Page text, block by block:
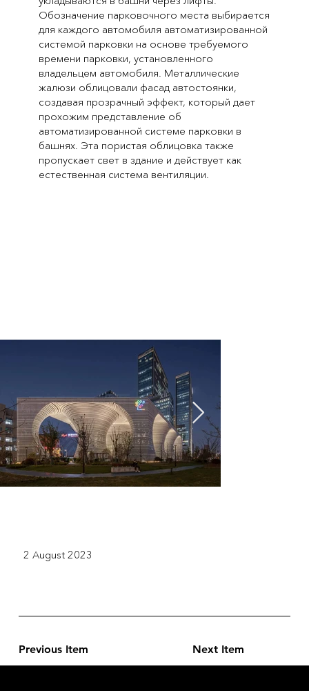
Обозначение парковочного места выбирается
для каждого автомобиля автоматизированной
системой парковки на основе требуемого
времени парковки, установленного
владельцем автомобиля. Металлические
жалюзи облицовали фасад автостоянки,
создавая прозрачный эффект, который дает
прохожим представление об
автоматизированной системе парковки в
башнях. Эта пористая облицовка также
пропускает свет в здание и действует как
естественная система вентиляции.
2 August 2023
Previous Item Next Item